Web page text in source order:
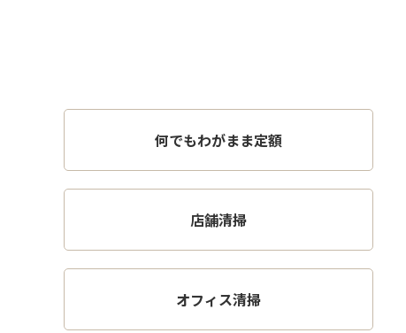
何でもわがまま定額
店舗清掃
オフィス清掃